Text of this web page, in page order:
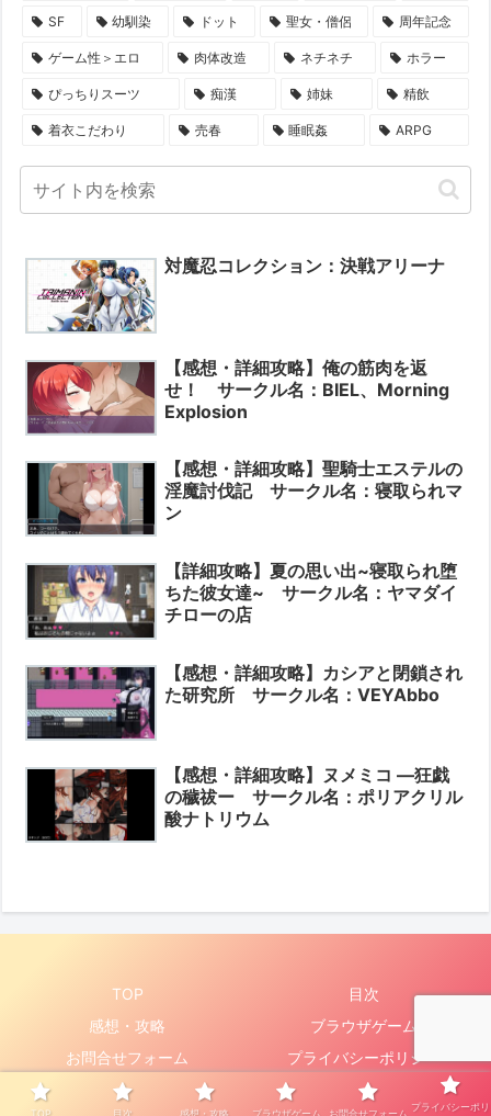
SF 幼馴染 ドット 聖女・僧侶 周年記念
ゲーム性＞エロ 肉体改造 ネチネチ ホラー
ぴっちりスーツ 痴漢 姉妹 精飲
着衣こだわり 売春 睡眠姦 ARPG
対魔忍コレクション：決戦アリーナ
【感想・詳細攻略】俺の筋肉を返
せ！ サークル名：BIEL、Morning
Explosion
【感想・詳細攻略】聖騎士エステルの
淫魔討伐記 サークル名：寝取られマ
ン
【詳細攻略】夏の思い出~寝取られ堕
ちた彼女達~ サークル名：ヤマダイ
チローの店
【感想・詳細攻略】カシアと閉鎖され
た研究所 サークル名：VEYAbbo
【感想・詳細攻略】ヌメミコ ―狂戯
の穢祓ー サークル名：ポリアクリル
酸ナトリウム
TOP
目次
感想・攻略
ブラウザゲーム
お問合せフォーム
プライバシーポリシー
Copyright © 2019-2026 エロを楽しみたい！ All Rights Reserved.
TOP 目次 感想・攻略 ブラウザゲーム お問合せフォーム
プライバシーポリ